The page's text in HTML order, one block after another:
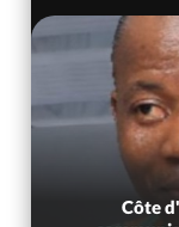
Côte d'Ivoire :